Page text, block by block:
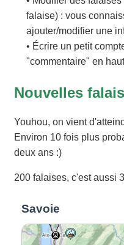
falaise) : vous
ajouter/modifier une
• Écrire un petit
"commentaire" en
Nouvelles
Youhou, on vient
Environ 10 fois plus
deux ans :)
200 falaises, c'est aussi
Savoie